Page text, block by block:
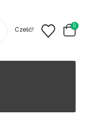
Cześć! 0